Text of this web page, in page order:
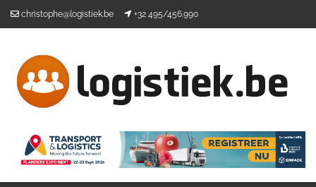
christophe@logistiek.be +32 495/456.990